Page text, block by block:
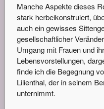
Manche Aspekte dieses
stark herbeikonstruiert,
auch ein gewisses
gesellschaftlicher
Umgang mit Frauen und
Lebensvorstellungen,
finde ich die Begegnung
Lilienthal, der in seinem
unternimmt.